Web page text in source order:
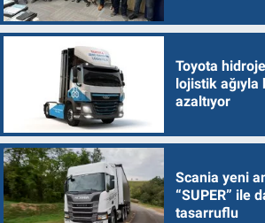
Toyota
lojistik ağıyla
azaltıyor
Scania yeni
“SUPER” ile
tasarruflu